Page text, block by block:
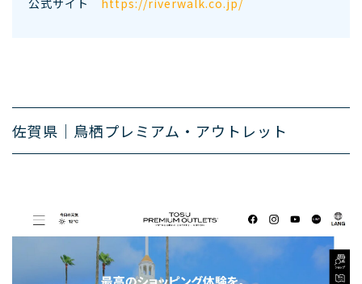
佐賀県｜鳥栖プレミアム・アウトレット